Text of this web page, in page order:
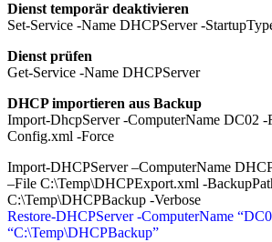
Dienst temporär deaktivieren
Set-Service -Name DHCPServer -
Dienst prüfen
Get-Service -Name DHCPServer
DHCP importieren aus Backup
Import-DhcpServer -ComputerName DC02
Config.xml -Force
Import-DHCPServer –ComputerName
–File C:\Temp\DHCPExport.xml -
C:\Temp\DHCPBackup -Verbose
Restore-DHCPServer -ComputerName
“C:\Temp\DHCPBackup”